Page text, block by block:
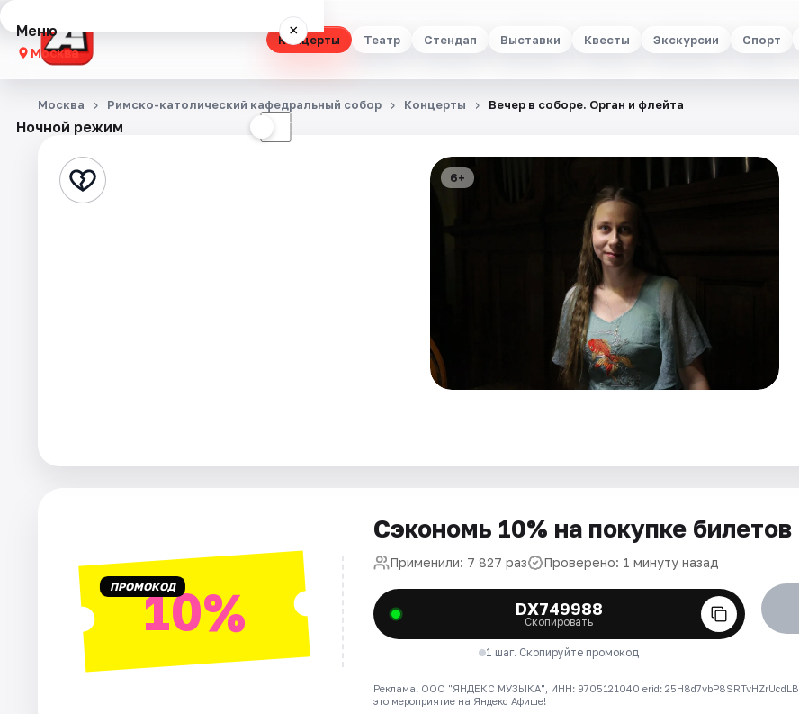
Концерты Театр Стендап Выставки Квесты Экскурсии Спорт
Меню ×
Москва
Концерты
Стендап
Рейтинги
Ночной режим ☾
Москва Римско-католический кафедральный собор Концерты Вечер в соборе. Орган и флейта
6+
ПРОМОКОД10%
Сэкономь 10% на покупке билетов
Применили: 7 827 раз Проверено: 1 минуту назад
DX749988
Скопировать
1 шаг. Скопируйте промокод
Реклама. ООО "ЯНДЕКС МУЗЫКА", ИНН: 9705121040 erid: 25H8d7vbP8SRTvHZrUcdLB
это мероприятие на Яндекс Афише!